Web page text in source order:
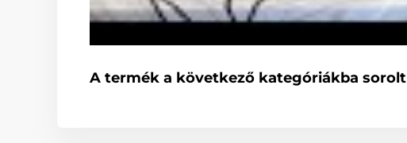
A termék a következő kategóriákba sorolt